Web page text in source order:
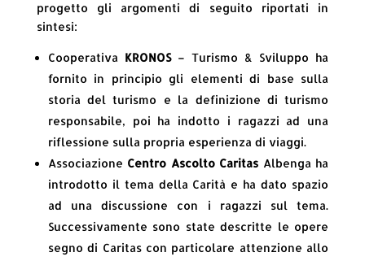
progetto gli argomenti di seguito riportati in
sintesi:
Cooperativa KRONOS– Turismo & Sviluppo ha
fornito in principio gli elementi di base sulla
storia del turismo e la definizione di turismo
responsabile, poi ha indotto i ragazzi ad una
riflessione sulla propria esperienza di viaggi.
Associazione Centro Ascolto Caritas Albenga ha
introdotto il tema della Carità e ha dato spazio
ad una discussione con i ragazzi sul tema.
Successivamente sono state descritte le opere
segno di Caritas con particolare attenzione allo